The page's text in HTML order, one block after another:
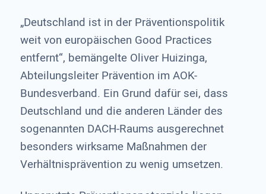
„Deutschland ist in der Präventionspolitik
weit von europäischen Good Practices
entfernt“, bemängelte Oliver Huizinga,
Abteilungsleiter Prävention im AOK-
Bundesverband. Ein Grund dafür sei, dass
Deutschland und die anderen Länder des
sogenannten DACH-Raums ausgerechnet
besonders wirksame Maßnahmen der
Verhältnisprävention zu wenig umsetzen.